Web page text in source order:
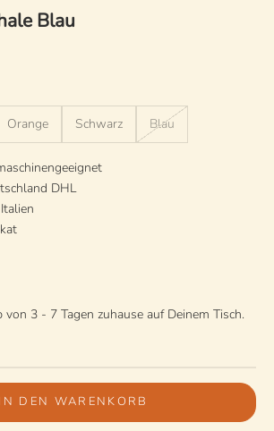
Blau
Orange Schwarz Blau
DHL
von 3 - 7 Tagen zuhause auf Deinem Tisch.
IN DEN WARENKORB